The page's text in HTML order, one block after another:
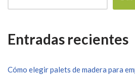
Entradas recientes
Cómo elegir palets de madera para